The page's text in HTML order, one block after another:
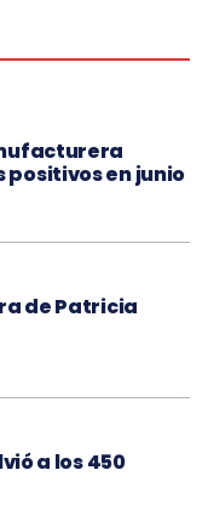
positivos en junio
de Patricia
a los 450